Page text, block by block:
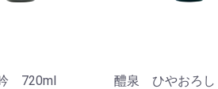
720ml
醴泉 ひやおろ